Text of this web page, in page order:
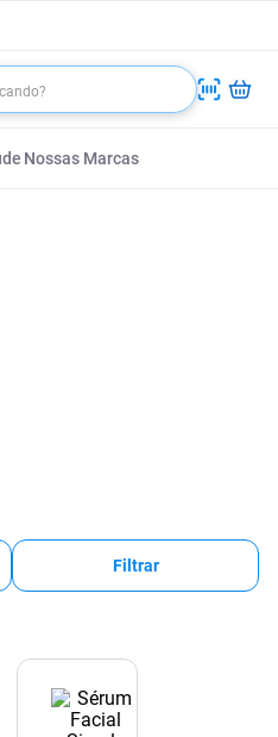
Nossas Marcas
Filtrar